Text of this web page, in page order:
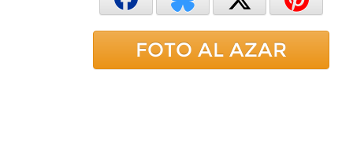
FOTO AL AZAR